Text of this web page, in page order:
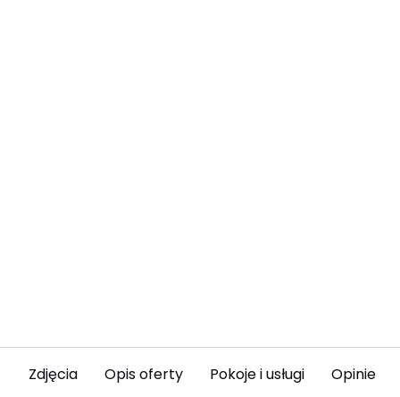
Zdjęcia Opis oferty Pokoje i usługi Opinie